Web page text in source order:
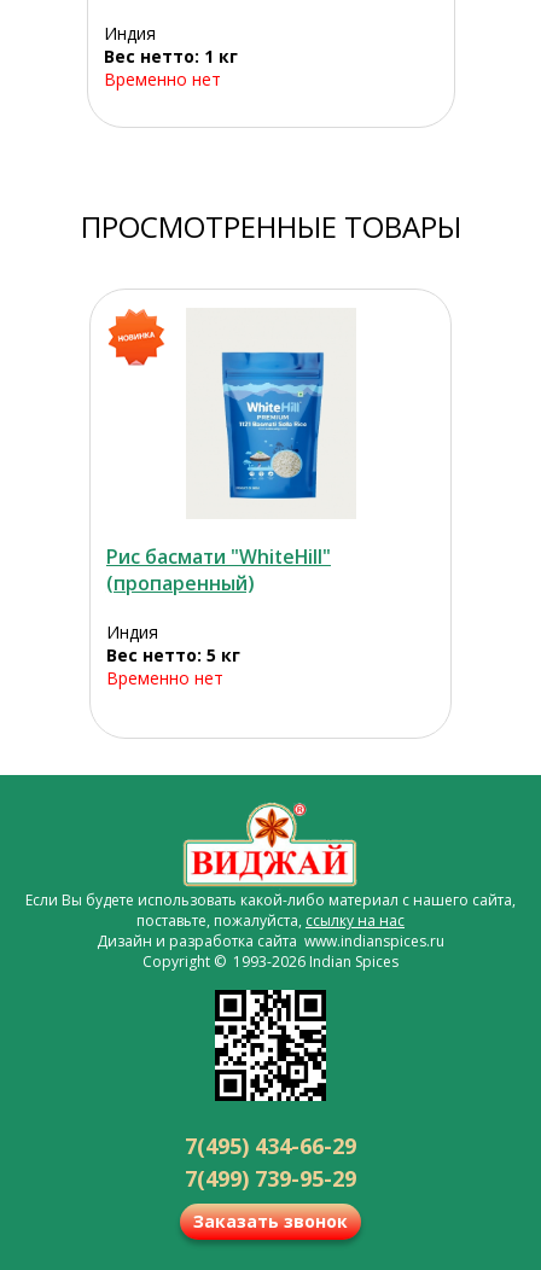
Индия
Вес нетто: 1 кг
Временно нет
ПРОСМОТРЕННЫЕ ТОВАРЫ
Рис басмати "WhiteHill"
(пропаренный)
Индия
Вес нетто: 5 кг
Временно нет
Если Вы будете использовать какой-либо материал с нашего сайта,
поставьте, пожалуйста, ссылку на нас
Дизайн и разработка сайта www.indianspices.ru
Copyright © 1993-2026 Indian Spices
7(495) 434-66-29
7(499) 739-95-29
Заказать звонок